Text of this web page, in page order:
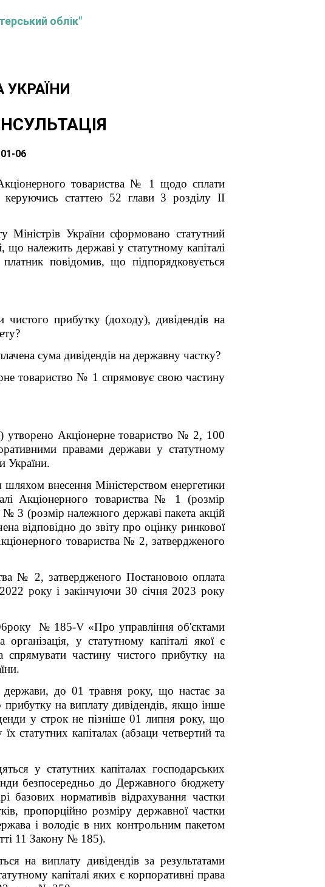
облік"
06
товариства № 1щодо сплати
статтею 52 глави 3 розділу ІІ
Міністрів України сформовано статутний
що належить державі у статутному капіталі
повідомив, що підпорядковується
прибутку (доходу), дивідендів на
сума дивідендів на державну частку?
товариство № 1 спрямовує свою частину
утворено Акціонерне товариство № 2, 100
правами держави у статутному
України.
шляхом внесення Міністерством енергетики
Акціонерного товариства № 1 (розмір
№ 3 (розмір належного державі пакета акцій
відповідно до звіту про оцінку ринкової
товариства № 2, затвердженого
№ 2, затвердженого Постановоюоплата
року і закінчуючи 30 січня 2023 року
№ 185-V «Про управління об'єктами
організація, у статутному капіталі якої є
спрямувати частину чистого прибутку на
держави, до 01 травня року, що настає за
на виплату дивідендів, якщо інше
у строк не пізніше 01 липня року, що
статутних капіталах (абзаци четвертий та
у статутних капіталах господарських
безпосередньо до Державного бюджету
нормативів відрахування частки
пропорційно розміру державної частки
і володіє в них контрольним пакетом
11 Закону № 185).
на виплату дивідендів за результатами
капіталі яких є корпоративні права